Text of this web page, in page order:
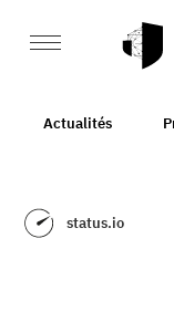
Actualités
status.io